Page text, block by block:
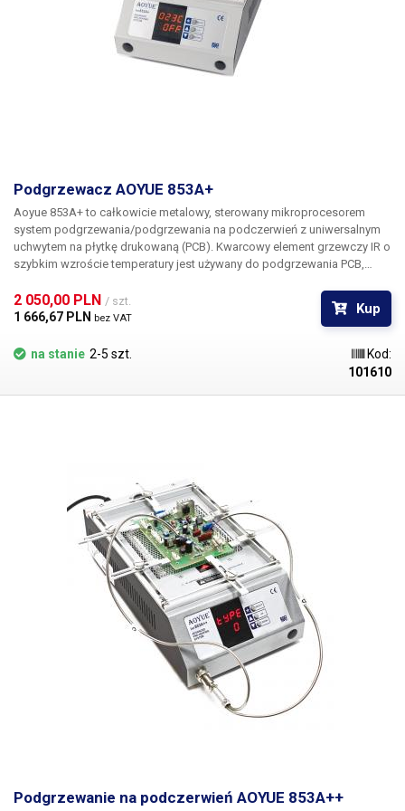
Podgrzewacz AOYUE 853A+
Aoyue 853A+ to całkowicie metalowy, sterowany mikroprocesorem
system podgrzewania/podgrzewania na podczerwień z uniwersalnym
uchwytem na płytkę drukowaną (PCB). Kwarcowy element grzewczy IR o
szybkim wzroście temperatury jest używany do podgrzewania PCB,
380°C. aoyue 853A+ to podgrzewacz, który nadaje się do obróbki
jedno- i dwustronnych płytek PCB, do obróbki układów BGA i micro
być używany zarówno do lutowania ołowiowego, jak i
bezołowiowego.do montażu PCB (płytek drukowanych) stacja jest
2 050,00 PLN / szt.
1 666,67 PLN bez VAT
Kup
na stanie 2-5 szt.
Kod:
101610
Podgrzewanie na podczerwień AOYUE 853A++